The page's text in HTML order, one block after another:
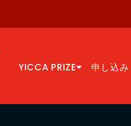
YICCA PRIZE 申し込み